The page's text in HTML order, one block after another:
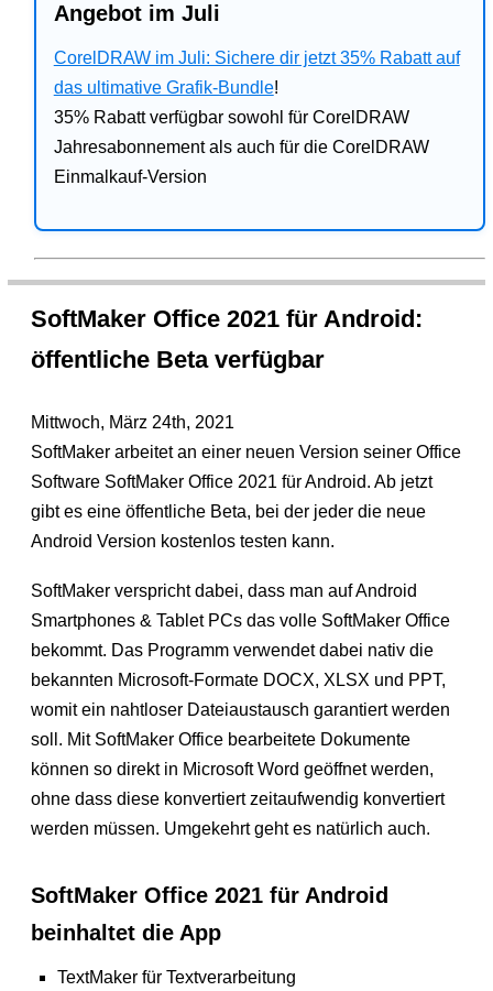
Angebot im Juli
CorelDRAW im Juli: Sichere dir jetzt 35% Rabatt auf
das ultimative Grafik-Bundle!
35% Rabatt verfügbar sowohl für CorelDRAW
Jahresabonnement als auch für die CorelDRAW
Einmalkauf-Version
SoftMaker Office 2021 für Android:
öffentliche Beta verfügbar
Mittwoch, März 24th, 2021
SoftMaker arbeitet an einer neuen Version seiner Office
Software SoftMaker Office 2021 für Android. Ab jetzt
gibt es eine öffentliche Beta, bei der jeder die neue
Android Version kostenlos testen kann.
SoftMaker verspricht dabei, dass man auf Android
Smartphones & Tablet PCs das volle SoftMaker Office
bekommt. Das Programm verwendet dabei nativ die
bekannten Microsoft-Formate DOCX, XLSX und PPT,
womit ein nahtloser Dateiaustausch garantiert werden
soll. Mit SoftMaker Office bearbeitete Dokumente
können so direkt in Microsoft Word geöffnet werden,
ohne dass diese konvertiert zeitaufwendig konvertiert
werden müssen. Umgekehrt geht es natürlich auch.
SoftMaker Office 2021 für Android
beinhaltet die App
TextMaker für Textverarbeitung